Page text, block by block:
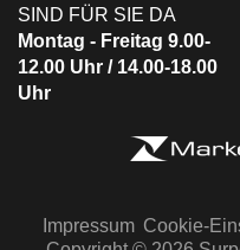
SIND FÜR SIE DA
Montag - Freitag 9.00-
12.00 Uhr / 14.00-18.00
Uhr
Impressum Cookie-